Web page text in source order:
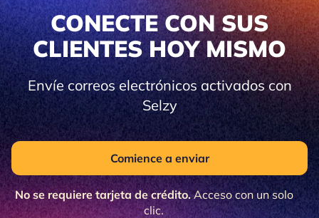
CONECTE CON SUS
CLIENTES HOY MISMO
Envíe correos electrónicos activados con
Selzy
Comience a enviar
No se requiere tarjeta de crédito.Acceso con un solo
clic.